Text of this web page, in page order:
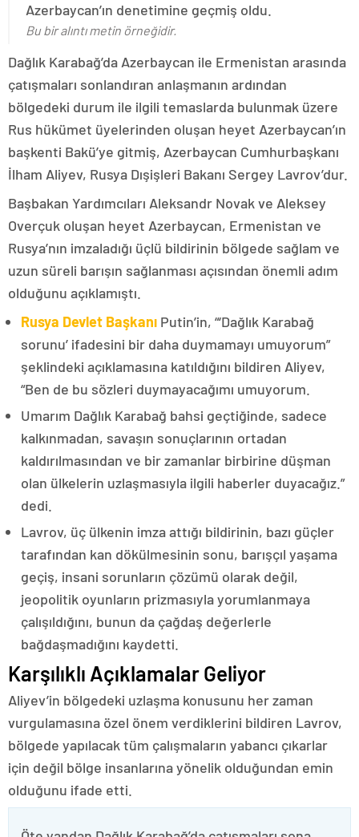
Azerbaycan’ın denetimine geçmiş oldu.
Bu bir alıntı metin örneğidir.
Dağlık Karabağ’da Azerbaycan ile Ermenistan arasında
çatışmaları sonlandıran anlaşmanın ardından
bölgedeki durum ile ilgili temaslarda bulunmak üzere
Rus hükümet üyelerinden oluşan heyet Azerbaycan’ın
başkenti Bakü’ye gitmiş, Azerbaycan Cumhurbaşkanı
İlham Aliyev, Rusya Dışişleri Bakanı Sergey Lavrov’dur.
Başbakan Yardımcıları Aleksandr Novak ve Aleksey
Overçuk oluşan heyet Azerbaycan, Ermenistan ve
Rusya’nın imzaladığı üçlü bildirinin bölgede sağlam ve
uzun süreli barışın sağlanması açısından önemli adım
olduğunu açıklamıştı.
Rusya Devlet Başkanı Putin’in, “‘Dağlık Karabağ
sorunu’ ifadesini bir daha duymamayı umuyorum”
şeklindeki açıklamasına katıldığını bildiren Aliyev,
“Ben de bu sözleri duymayacağımı umuyorum.
Umarım Dağlık Karabağ bahsi geçtiğinde, sadece
kalkınmadan, savaşın sonuçlarının ortadan
kaldırılmasından ve bir zamanlar birbirine düşman
olan ülkelerin uzlaşmasıyla ilgili haberler duyacağız.”
dedi.
Lavrov, üç ülkenin imza attığı bildirinin, bazı güçler
tarafından kan dökülmesinin sonu, barışçıl yaşama
geçiş, insani sorunların çözümü olarak değil,
jeopolitik oyunların prizmasıyla yorumlanmaya
çalışıldığını, bunun da çağdaş değerlerle
bağdaşmadığını kaydetti.
Karşılıklı Açıklamalar Geliyor
Aliyev’in bölgedeki uzlaşma konusunu her zaman
vurgulamasına özel önem verdiklerini bildiren Lavrov,
bölgede yapılacak tüm çalışmaların yabancı çıkarlar
için değil bölge insanlarına yönelik olduğundan emin
olduğunu ifade etti.